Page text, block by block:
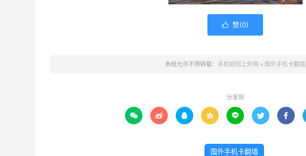
 赞(0)
未经允许不得转载： 手机如何上外网 » 国外手机卡翻墙
分享到
      
国外手机卡翻墙